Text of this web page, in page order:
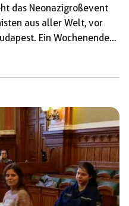
das Neonazigroßevent
aus aller Welt, vor
Ein Wochenende
Rote Armee Budapest
sind darum vor allem
Budapester Stadtwald
in Uniformen der